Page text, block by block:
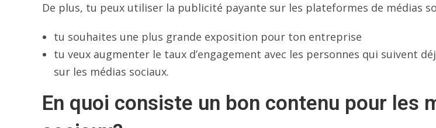
De plus, tu peux utiliser la publicité payante sur les plateformes de médias
tu souhaites une plus grande exposition pour ton entreprise
tu veux augmenter le taux d’engagement avec les personnes qui suivent
sur les médias sociaux.
En quoi consiste un bon contenu pour les